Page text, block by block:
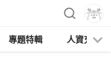
專題特輯 人資充電